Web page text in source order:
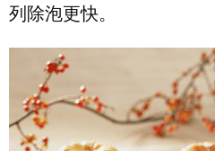
列除泡更快。